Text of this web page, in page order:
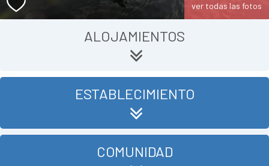
ver todas las fotos
ALOJAMIENTOS
ESTABLECIMIENTO
COMUNIDAD